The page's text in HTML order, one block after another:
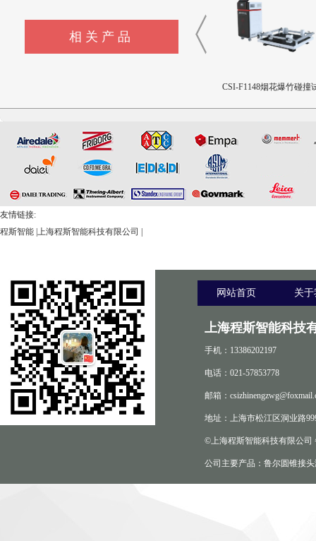
相关产品
CSI-F1148烟花爆竹碰撞
友情链接:
程斯智能 上海程斯智能科技有限公司
网站首页 关
上海程斯智能科技
手机：13386202197
电话：021-57853778
邮箱：
地址：上海市松江区洞业路
©上海程斯智能科技有限公司
公司主要产品：鲁尔圆锥接